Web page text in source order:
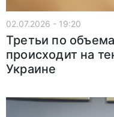
02.07.2026 - 19:20
Третьи по
происходит на
Украине